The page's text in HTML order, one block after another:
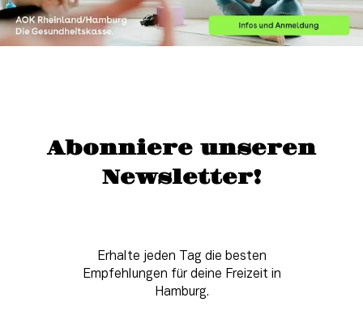
Abonniere unseren
Newsletter!
Erhalte jeden Tag die besten
Empfehlungen für deine Freizeit in
Hamburg.